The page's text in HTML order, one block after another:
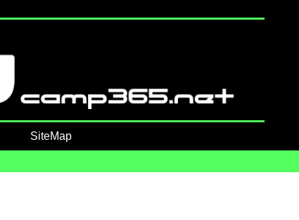
SiteMap